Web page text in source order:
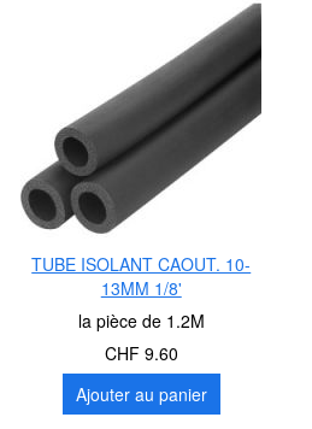
TUBE ISOLANT CAOUT. 10-
13MM 1/8'
la pièce de 1.2M
CHF 9.60
Ajouter au panier